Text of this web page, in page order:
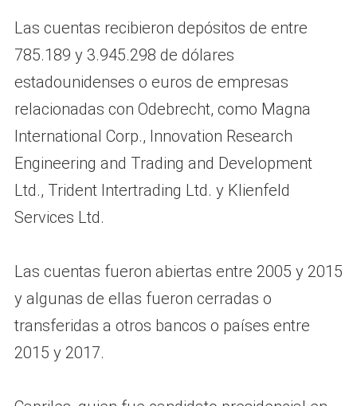
Las cuentas recibieron depósitos de entre
785.189 y 3.945.298 de dólares
estadounidenses o euros de empresas
relacionadas con Odebrecht, como Magna
International Corp., Innovation Research
Engineering and Trading and Development
Ltd., Trident Intertrading Ltd. y Klienfeld
Services Ltd.
Las cuentas fueron abiertas entre 2005 y 2015
y algunas de ellas fueron cerradas o
transferidas a otros bancos o países entre
2015 y 2017.